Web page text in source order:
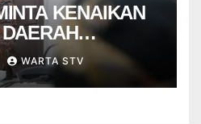
KENAIKAN
WARTA STV